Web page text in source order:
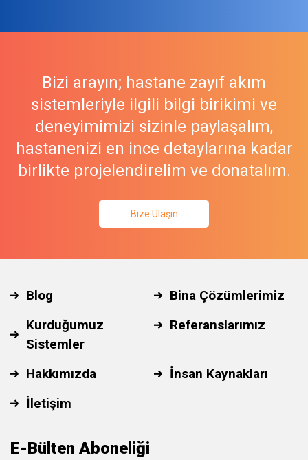
Bizi arayın; hastane zayıf akım
sistemleriyle ilgili bilgi birikimi ve
deneyimimizi sizinle paylaşalım,
hastanenizi en ince detaylarına kadar
birlikte projelendirelim ve donatalım.
Bize Ulaşın
Blog
Bina Çözümlerimiz
Kurduğumuz
Sistemler
Referanslarımız
Hakkımızda
İnsan Kaynakları
İletişim
E-Bülten Aboneliği